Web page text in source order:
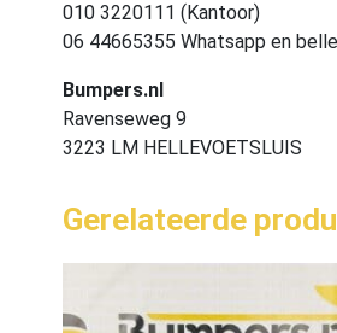
010 3220111 (Kantoor)
06 44665355 Whatsapp en
Bumpers.nl
Ravenseweg 9
3223 LM HELLEVOETSLUIS
Gerelateerde